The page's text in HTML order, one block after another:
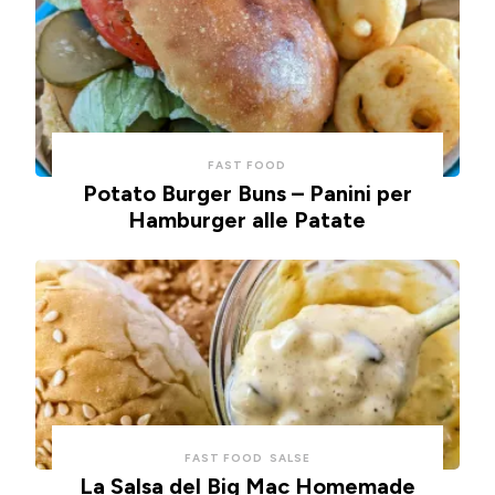
FAST FOOD
Potato Burger Buns – Panini per
Hamburger alle Patate
FAST FOOD SALSE
La Salsa del Big Mac Homemade